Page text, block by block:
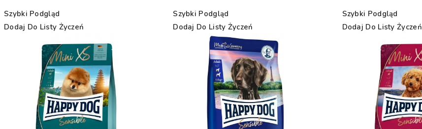
Szybki Podgląd
Dodaj Do Listy Życzeń
Szybki Podgląd
Dodaj Do Listy Życzeń
Szybki Podgląd
Dodaj Do Listy Życzeń